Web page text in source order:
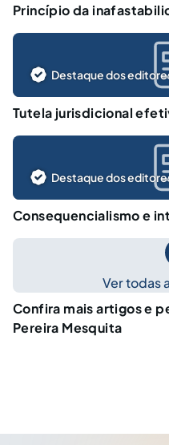
Princípio da
Destaque dos
Tutela jurisdicional
Destaque dos
Consequencialismo e
Ver todas
Confira mais artigos e
Pereira Mesquita